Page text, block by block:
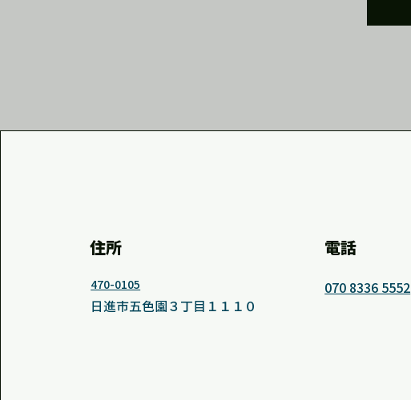
住所
470-0105
日進市五色園３丁目１１１０
電話
070 8336 5552